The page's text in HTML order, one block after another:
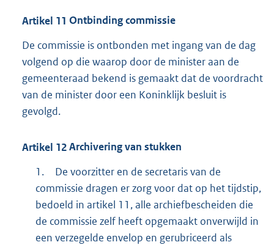
Artikel 11 Ontbinding commissie
De commissie is ontbonden met ingang van de dag
volgend op die waarop door de minister aan de
gemeenteraad bekend is gemaakt dat de voordracht
van de minister door een Koninklijk besluit is
gevolgd.
Artikel 12Archivering van stukken
1.
De voorzitter en de secretaris van de
commissie dragen er zorg voor dat op het tijdstip,
bedoeld in artikel 11, alle archiefbescheiden die
de commissie zelf heeft opgemaakt onverwijld in
een verzegelde envelop en gerubriceerd als